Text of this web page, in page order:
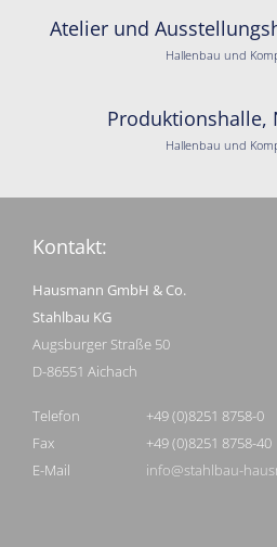
Atelier und
Hallenbau und
Produktionshalle,
Hallenbau und
Kontakt:
Hausmann GmbH & Co.
Stahlbau KG
Augsburger Straße 50
D-86551 Aichach
Telefon
Fax
E-Mail
+49 (0)8251 8758-0
+49 (0)8251 8758-40
info@stahlbau-